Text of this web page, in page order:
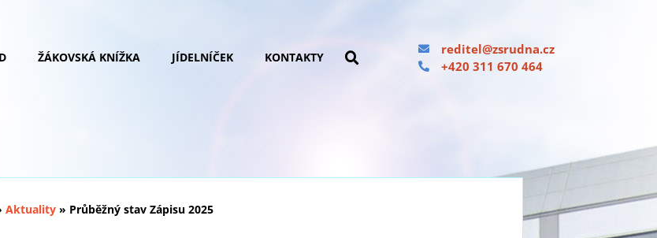
ŽÁKOVSKÁ KNÍŽKA JÍDELNÍČEK KONTAKTY
reditel@zsrudna.cz
+420 311 670 464
Aktuality » Průběžný stav Zápisu 2025